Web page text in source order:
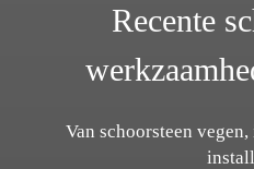
Recente
Van schoorsteen